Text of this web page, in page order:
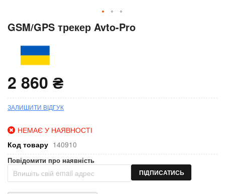
Перейти
до
галереї
зображень
GSM/GPS трекер Avto-Pro
2 860 ₴
ЗАЛИШИТИ ВІДГУК
НЕМАЄ У НАЯВНОСТІ
Код товару 140910
Повідомити про наявність
ПІДПИСАТИСЬ